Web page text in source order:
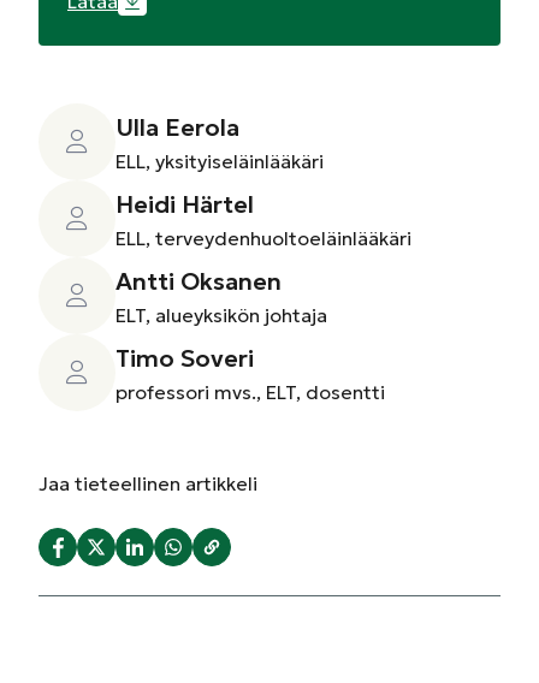
Ulla Eerola
ELL, yksityiseläinlääkäri
Heidi Härtel
ELL, terveydenhuoltoeläinlääkäri
Antti Oksanen
ELT, alueyksikön johtaja
Timo Soveri
professori mvs., ELT, dosentti
Jaa tieteellinen artikkeli